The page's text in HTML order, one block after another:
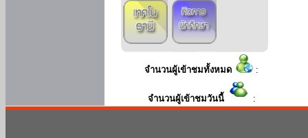
จำนวนผู้เข้าชมทั้งหมด :
จำนวนผู้เข้าชมวันนี้ :